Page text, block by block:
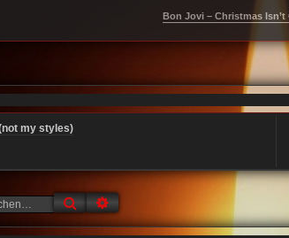
Bon Jovi – Christmas Isn’t
my styles)
Suche